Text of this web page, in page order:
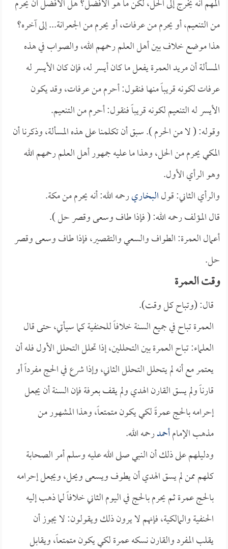
المهم أنه يخرج إلى الحل، لكن ما هو الأفضل؟ هل الأفضل أن يحرم
من التنعيم، أو يحرم من عرفات، أو يحرم من الجعرانة... إلى آخره؟
هذا موضع خلاف بين أهل العلم رحمهم الله، والصواب في هذه
المسألة أن مريد العمرة يفعل ما كان أيسر له، فإن كان الأيسر له
عرفات لكونه قريباً منها فنقول: أحرم من عرفات، وقد يكون
الأيسر له التنعيم لكونه قريباً فنقول: أحرم من التنعيم.
وقوله: ( لا من الحرم ). سبق أن تكلمنا على هذه المسألة، وذكرنا أن
المكي يحرم من الحل، وهذا ما عليه جمهور أهل العلم رحمهم الله
وهو الرأي الأول.
والرأي الثاني: قولالبخاريرحمه الله: أنه يحرم من مكة.
قال المؤلف رحمه الله: ( فإذا طاف وسعى وقصر حل ).
أعمال العمرة: الطواف والسعي والتقصير، فإذا طاف وسعى وقصر
حل.
وقت العمرة
قال: (وتباح كل وقت).
العمرة تباح في جميع السنة خلافاً للحنفية كما سيأتي، حتى قال
العلماء: تباح العمرة بين التحللين، إذا تحلل التحلل الأول فله أن
يعتمر مع أنه لم يتحلل التحلل الثاني، وإذا شرع في الحج مفرداً أو
قارناً ولم يسق القارن الهدي ولم يقف بعرفة فإن السنة أن يجعل
إحرامه بالحج عمرةً لكي يكون متمتعاً، وهذا المشهور من
مذهب الإمامأحمدرحمه الله.
ودليلهم على ذلك أن النبي صلى الله عليه وسلم أمر الصحابة
كلهم ممن لم يسق الهدي أن يطوف ويسعى ويحل، ويجعل إحرامه
بالحج عمرة ثم يحرم بالحج في اليوم الثاني خلافاً لما ذهب إليه
الحنفية والمالكية، فإنهم لا يرون ذلك ويقولون: لا يجوز أن
يقلب المفرد والقارن نسكه عمرة لكي يكون متمتعاً، ويقابل